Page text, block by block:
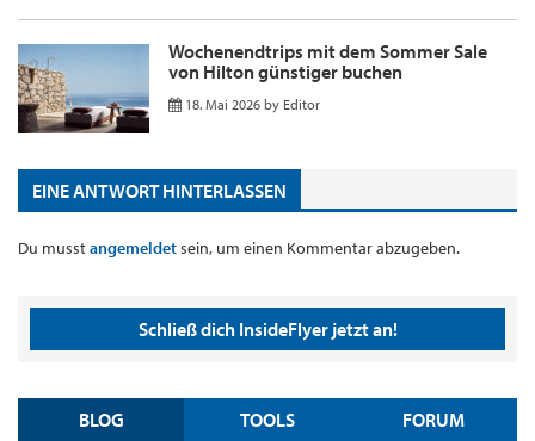
Wochenendtrips mit dem Sommer Sale
von Hilton günstiger buchen
18. Mai 2026 by Editor
EINE ANTWORT HINTERLASSEN
Du musstangemeldetsein, um einen Kommentar abzugeben.
Schließ dich InsideFlyer jetzt an!
BLOG TOOLS FORUM